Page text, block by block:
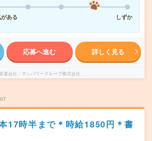
ある
しずか
応募へ進む 詳しく見る
遣会社 マンパワーグループ株式会社
17時半まで＊時給1850円＊書